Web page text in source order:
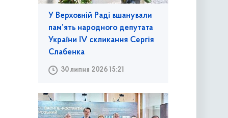
У Верховній Раді вшанували
пам’ять народного депутата
України IV скликання Сергія
Слабенка
30 липня 2026 15:21